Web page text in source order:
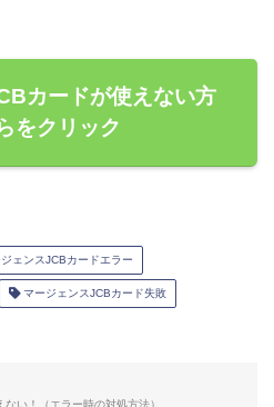
カードが使えない方
をクリック
ェンスJCBカードエラー
マージェンスJCBカード失敗
い！（エラー時の対処方法）